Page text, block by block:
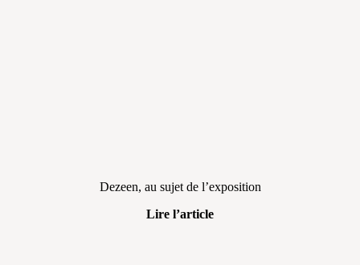
Dezeen, au sujet de l’exposition
Lire l’article